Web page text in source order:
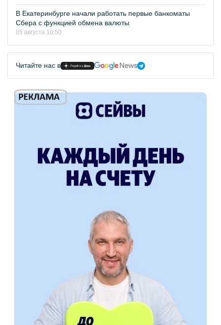
В Екатеринбурге начали работать первые банкоматы
Сбера с функцией обмена валюты
05 августа 10:50
Читайте нас в